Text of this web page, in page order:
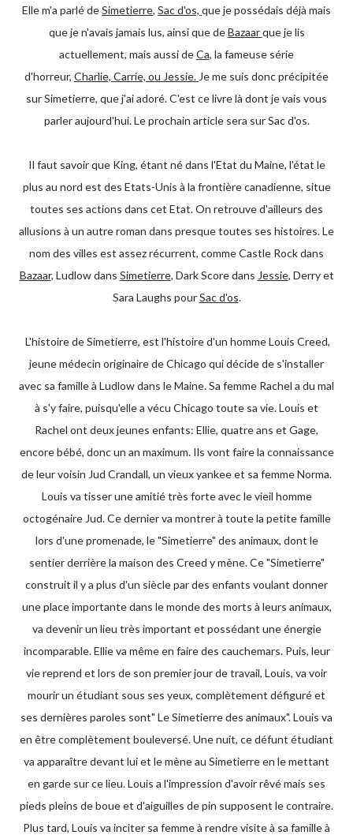
Elle m'a parlé deSimetierre, Sac d'os, que je possédais déjà mais
que je n'avais jamais lus, ainsi que deBazaarque je lis
actuellement, mais aussi deCa, la fameuse série
d'horreur, Charlie, Carrie, ou Jessie. Je me suis donc précipitée
sur Simetierre, que j'ai adoré. C'est ce livre là dont je vais vous
parler aujourd'hui. Le prochain article sera sur Sac d'os.
Il faut savoir que King, étant né dans l'Etat du Maine, l'état le
plus au nord est des Etats-Unis à la frontière canadienne, situe
toutes ses actions dans cet Etat. On retrouve d'ailleurs des
allusions à un autre roman dans presque toutes ses histoires. Le
nom des villes est assez récurrent, comme Castle Rock dans
Bazaar, Ludlow dans Simetierre, Dark Score dans Jessie, Derry et
Sara Laughs pourSac d'os.
L'histoire de Simetierre, est l'histoire d'un homme Louis Creed,
jeune médecin originaire de Chicago qui décide de s'installer
avec sa famille à Ludlow dans le Maine. Sa femme Rachel a du mal
à s'y faire, puisqu'elle a vécu Chicago toute sa vie. Louis et
Rachel ont deux jeunes enfants: Ellie, quatre ans et Gage,
encore bébé, donc un an maximum. Ils vont faire la connaissance
de leur voisin Jud Crandall, un vieux yankee et sa femme Norma.
Louis va tisser une amitié très forte avec le vieil homme
octogénaire Jud. Ce dernier va montrer à toute la petite famille
lors d'une promenade, le "Simetierre" des animaux, dont le
sentier derrière la maison des Creed y mène. Ce "Simetierre"
construit il y a plus d'un siècle par des enfants voulant donner
une place importante dans le monde des morts à leurs animaux,
va devenir un lieu très important et possédant une énergie
incomparable. Ellie va même en faire des cauchemars. Puis, leur
vie reprend et lors de son premier jour de travail, Louis, va voir
mourir un étudiant sous ses yeux, complètement défiguré et
ses dernières paroles sont" Le Simetierre des animaux". Louis va
en être complètement bouleversé. Une nuit, ce défunt étudiant
va apparaître devant lui et le mène au Simetierre en le mettant
en garde sur ce lieu. Louis a l'impression d'avoir rêvé mais ses
pieds pleins de boue et d'aiguilles de pin supposent le contraire.
Plus tard, Louis va inciter sa femme à rendre visite à sa famille à